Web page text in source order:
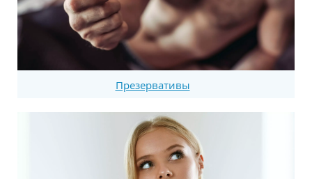
Презервативы